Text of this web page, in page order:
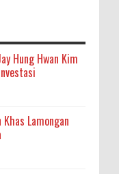
Hung Hwan Kim
Lamongan